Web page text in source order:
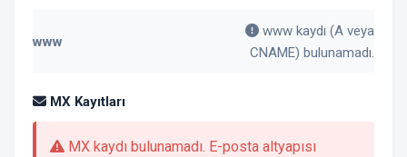
www
www kaydı (A veya
CNAME) bulunamadı.
MX Kayıtları
MX kaydı bulunamadı. E-posta altyapısı